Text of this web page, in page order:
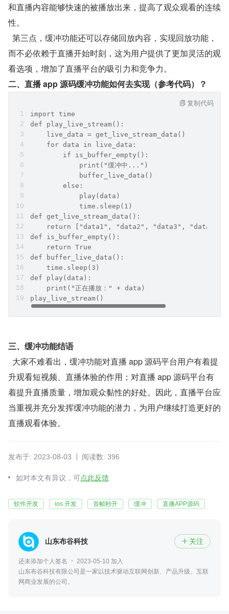
和直播内容能够快速的被播放出来，提高了观众观看的连续
性。
而不必依赖于直播开始时刻，这为用户提供了更加灵活的观
看选项，增加了直播平台的吸引力和竞争力。
二、直播 app 源码缓冲功能如何去实现（参考代码）？
import time
def play_live_stream():
    live_data = get_live_stream_data()
    for data in live_data:
        if is_buffer_empty():
            print("缓冲中...")
            buffer_live_data()
        else:
            play(data)
            time.sleep(1)
def get_live_stream_data():
return ["data1", "data2", "data3", "data4",
def is_buffer_empty():
    return True
def buffer_live_data():
    time.sleep(3)
def play(data):
    print("正在播放：" + data)
play_live_stream()
复制代码
三、缓冲功能结语
升观看短视频、直播体验的作用；对直播 app 源码平台有
着提升直播质量，增加观众黏性的好处。因此，直播平台应
当重视并充分发挥缓冲功能的潜力，为用户继续打造更好的
直播观看体验。
发布于: 2023-08-03 阅读数: 396
如对本文有异议，可点此反馈
软件开发 ios 开发 首帧秒开 缓冲 直播APP源码
山东布谷科技  关注
还未添加个人签名
2023-05-10 加入
山东布谷科技有限公司是一家以技术驱动互联网创新、产品升级、互联
网商业发展的公司。